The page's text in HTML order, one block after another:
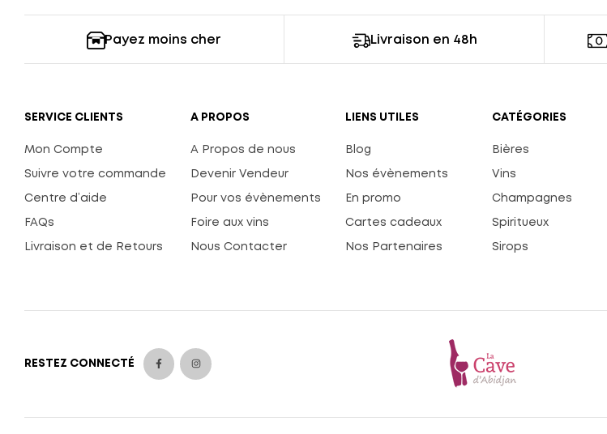
Payez moins cher Livraison en 48h
SERVICE CLIENTS
Mon Compte
Suivre votre commande
Centre d’aide
FAQs
Livraison et de Retours
A PROPOS
A Propos de nous
Devenir Vendeur
Pour vos évènements
Foire aux vins
Nous Contacter
LIENS UTILES
Blog
Nos évènements
En promo
Cartes cadeaux
Nos Partenaires
CATÉGORIES
Bières
Vins
Champagnes
Spiritueux
Sirops
RESTEZ CONNECTÉ